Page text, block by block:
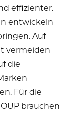
effizienter.
entwickeln
Auf
vermeiden
die
Für die
brauchen